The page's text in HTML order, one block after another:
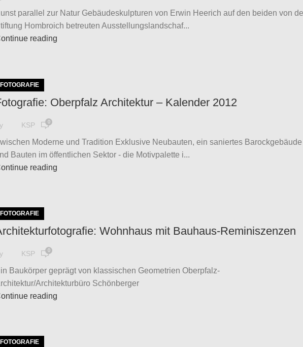
parallel zur Natur Gebäudeskulpturen von Erwin Heerich auf den beiden von
Hombroich betreuten Ausstellungslandschaf...
reading
FOTOGRAFIE
Oberpfalz Architektur – Kalender 2012
KSP 0
Moderne und Tradition Exklusive Neubauten, ein saniertes Barockgebäude
Bauten im öffentlichen Sektor - die Motivpalette i...
reading
FOTOGRAFIE
Wohnhaus mit Bauhaus-Reminiszenzen
KSP 0
Baukörper geprägt von klassischen Geometrien Oberpfalz-
Architekturbüro Schönberger
reading
FOTOGRAFIE